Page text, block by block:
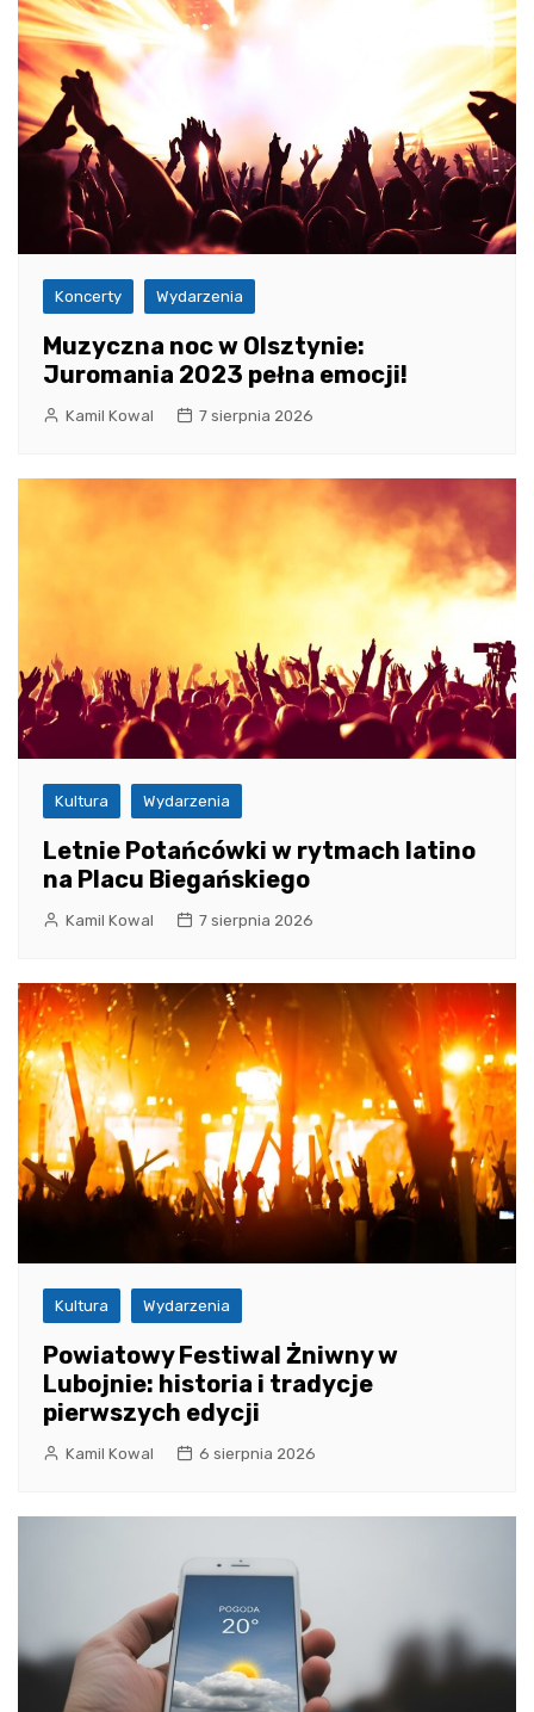
Koncerty Wydarzenia
Muzyczna noc w Olsztynie:
Juromania 2023 pełna emocji!
Kamil Kowal 7 sierpnia 2026
Kultura Wydarzenia
Letnie Potańcówki w rytmach latino
na Placu Biegańskiego
Kamil Kowal 7 sierpnia 2026
Kultura Wydarzenia
Powiatowy Festiwal Żniwny w
Lubojnie: historia i tradycje
pierwszych edycji
Kamil Kowal 6 sierpnia 2026